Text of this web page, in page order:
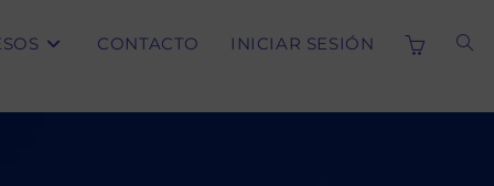
CONTACTO INICIAR SESIÓN